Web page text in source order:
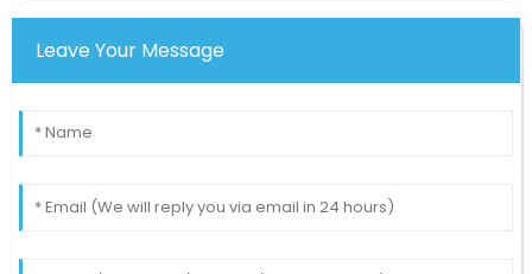
Leave Your Message